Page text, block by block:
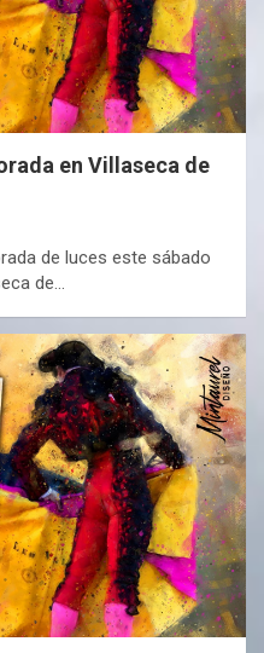
en Villaseca de
de luces este sábado
de…